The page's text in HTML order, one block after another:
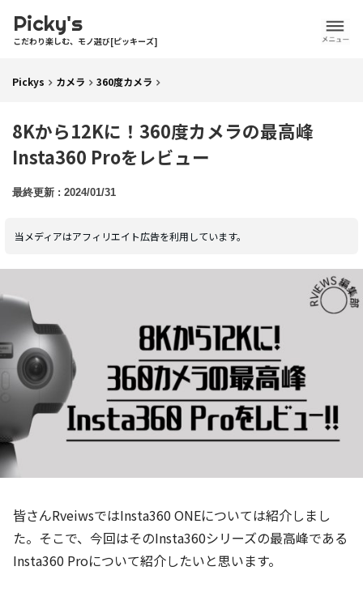
Picky's
こだわり楽しむ、モノ選び[ピッキーズ]
Pickys カメラ 360度カメラ
8Kから12Kに！360度カメラの最高峰
Insta360 Proをレビュー
2024/01/31
当メディアはアフィリエイト広告を利用しています。
皆さんRveiwsではInsta360 ONEについては紹介しまし
た。そこで、今回はそのInsta360シリーズの最高峰である
Insta360 Proについて紹介したいと思います。